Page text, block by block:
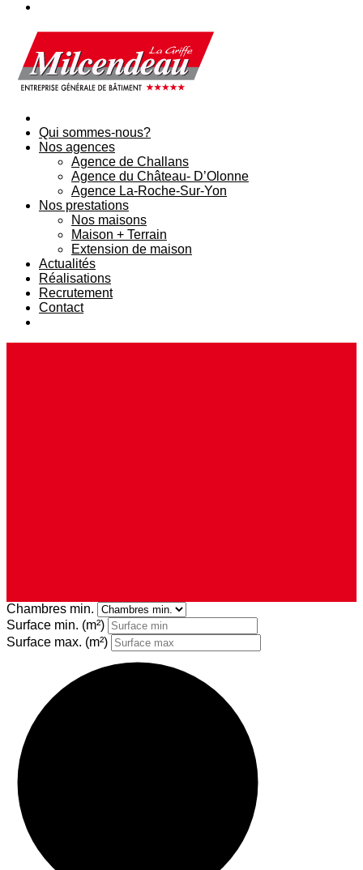
Qui sommes-nous?
Nos agences
Agence de Challans
Agence du Château- D’Olonne
Agence La-Roche-Sur-Yon
Nos prestations
Nos maisons
Maison + Terrain
Extension de maison
Actualités
Réalisations
Recrutement
Contact
Chambres min.
Surface min. (m²)
Surface max. (m²)